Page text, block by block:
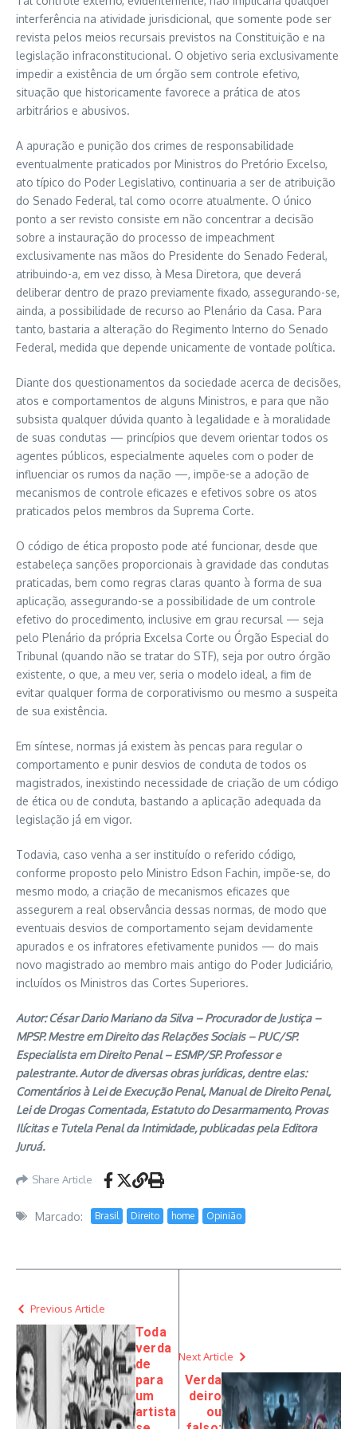
interferência na atividade jurisdicional, que somente pode ser
revista pelos meios recursais previstos na Constituição e na
legislação infraconstitucional. O objetivo seria exclusivamente
impedir a existência de um órgão sem controle efetivo,
situação que historicamente favorece a prática de atos
arbitrários e abusivos.
A apuração e punição dos crimes de responsabilidade
eventualmente praticados por Ministros do Pretório Excelso,
ato típico do Poder Legislativo, continuaria a ser de atribuição
do Senado Federal, tal como ocorre atualmente. O único
ponto a ser revisto consiste em não concentrar a decisão
sobre a instauração do processo de impeachment
exclusivamente nas mãos do Presidente do Senado Federal,
atribuindo-a, em vez disso, à Mesa Diretora, que deverá
deliberar dentro de prazo previamente fixado, assegurando-se,
ainda, a possibilidade de recurso ao Plenário da Casa. Para
tanto, bastaria a alteração do Regimento Interno do Senado
Federal, medida que depende unicamente de vontade política.
Diante dos questionamentos da sociedade acerca de decisões,
atos e comportamentos de alguns Ministros, e para que não
subsista qualquer dúvida quanto à legalidade e à moralidade
de suas condutas — princípios que devem orientar todos os
agentes públicos, especialmente aqueles com o poder de
influenciar os rumos da nação —, impõe-se a adoção de
mecanismos de controle eficazes e efetivos sobre os atos
praticados pelos membros da Suprema Corte.
O código de ética proposto pode até funcionar, desde que
estabeleça sanções proporcionais à gravidade das condutas
praticadas, bem como regras claras quanto à forma de sua
aplicação, assegurando-se a possibilidade de um controle
efetivo do procedimento, inclusive em grau recursal — seja
pelo Plenário da própria Excelsa Corte ou Órgão Especial do
Tribunal (quando não se tratar do STF), seja por outro órgão
existente, o que, a meu ver, seria o modelo ideal, a fim de
evitar qualquer forma de corporativismo ou mesmo a suspeita
de sua existência.
Em síntese, normas já existem às pencas para regular o
comportamento e punir desvios de conduta de todos os
magistrados, inexistindo necessidade de criação de um código
de ética ou de conduta, bastando a aplicação adequada da
legislação já em vigor.
Todavia, caso venha a ser instituído o referido código,
conforme proposto pelo Ministro Edson Fachin, impõe-se, do
mesmo modo, a criação de mecanismos eficazes que
assegurem a real observância dessas normas, de modo que
eventuais desvios de comportamento sejam devidamente
apurados e os infratores efetivamente punidos — do mais
novo magistrado ao membro mais antigo do Poder Judiciário,
incluídos os Ministros das Cortes Superiores.
Autor: César Dario Mariano da Silva – Procurador de Justiça –
MPSP. Mestre em Direito das Relações Sociais – PUC/SP.
Especialista em Direito Penal – ESMP/SP. Professor e
palestrante. Autor de diversas obras jurídicas, dentre elas:
Comentários à Lei de Execução Penal, Manual de Direito Penal,
Lei de Drogas Comentada, Estatuto do Desarmamento, Provas
Ilícitas e Tutela Penal da Intimidade, publicadas pela Editora
Juruá.
Share Article
Marcado: Brasil Direito home Opinião
Previous Article
Toda
verda
de
para
um
artista
Next Article
Verda
deiro
ou